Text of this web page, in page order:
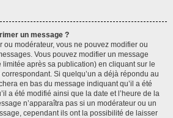
un message ?
ou modérateur, vous ne pouvez modifier ou
Vous pouvez modifier un message
après sa publication) en cliquant sur le
Si quelqu’un a déjà répondu au
en bas du message indiquant qu’il a été
a été modifié ainsi que la date et l’heure de la
n’apparaîtra pas si un modérateur ou un
cependant ils ont la possibilité de laisser